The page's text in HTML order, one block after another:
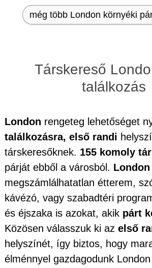
még több London környéki
Társkereső
találkozás
London rengeteg lehetőséget
találkozásra, első randi
társkeresőknek. 155 komoly
párját ebből a városból. London
megszámlálhatatlan étterem,
kávézó, vagy szabadtéri
és éjszaka is azokat, akik párt
Közösen válasszuk ki az első
helyszínét, így biztos, hogy
élménnyel gazdagodunk